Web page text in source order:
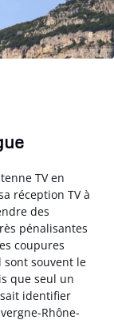
TV en
réception TV à
des
pénalisantes
coupures
souvent le
que seul un
identifier
Rhône-